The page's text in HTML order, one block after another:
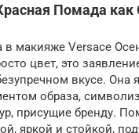
Помада
в макияже Versace
цвет, это
вкусе. Она
образа,
присущие бренду.
яркой и стойкой,